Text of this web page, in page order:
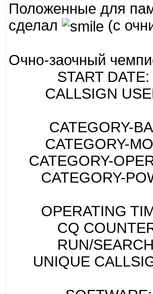
Положенные для
сделал
(с
Очно-заочный
START DATE:
CALLSIGN
CATEGORY-
CATEGORY-
CATEGORY-
CATEGORY-
OPERATING
CQ
RUN/SEARCH:
UNIQUE